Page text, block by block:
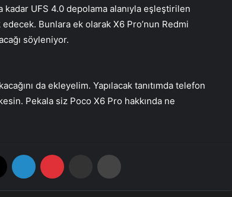
kadar UFS 4.0 depolama alanıyla eşleştirilen
Bunlara ek olarak X6 Pro’nun Redmi
söyleniyor.
da ekleyelim. Yapılacak tanıtımda telefon
Pekala siz Poco X6 Pro hakkında ne